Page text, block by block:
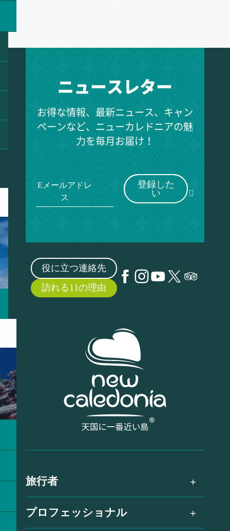
ニュースレター
お得な情報、最新ニュース、キャン
ペーンなど、ニューカレドニアの魅
力を毎月お届け！
Eメールアドレ
ス
登録した
い
役に立つ連絡先
訪れる11の理由
旅行者
プロフェッショナル